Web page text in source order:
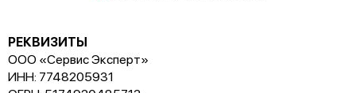
РЕКВИЗИТЫ
ООО «Сервис Эксперт»
ИНН: 7748205931